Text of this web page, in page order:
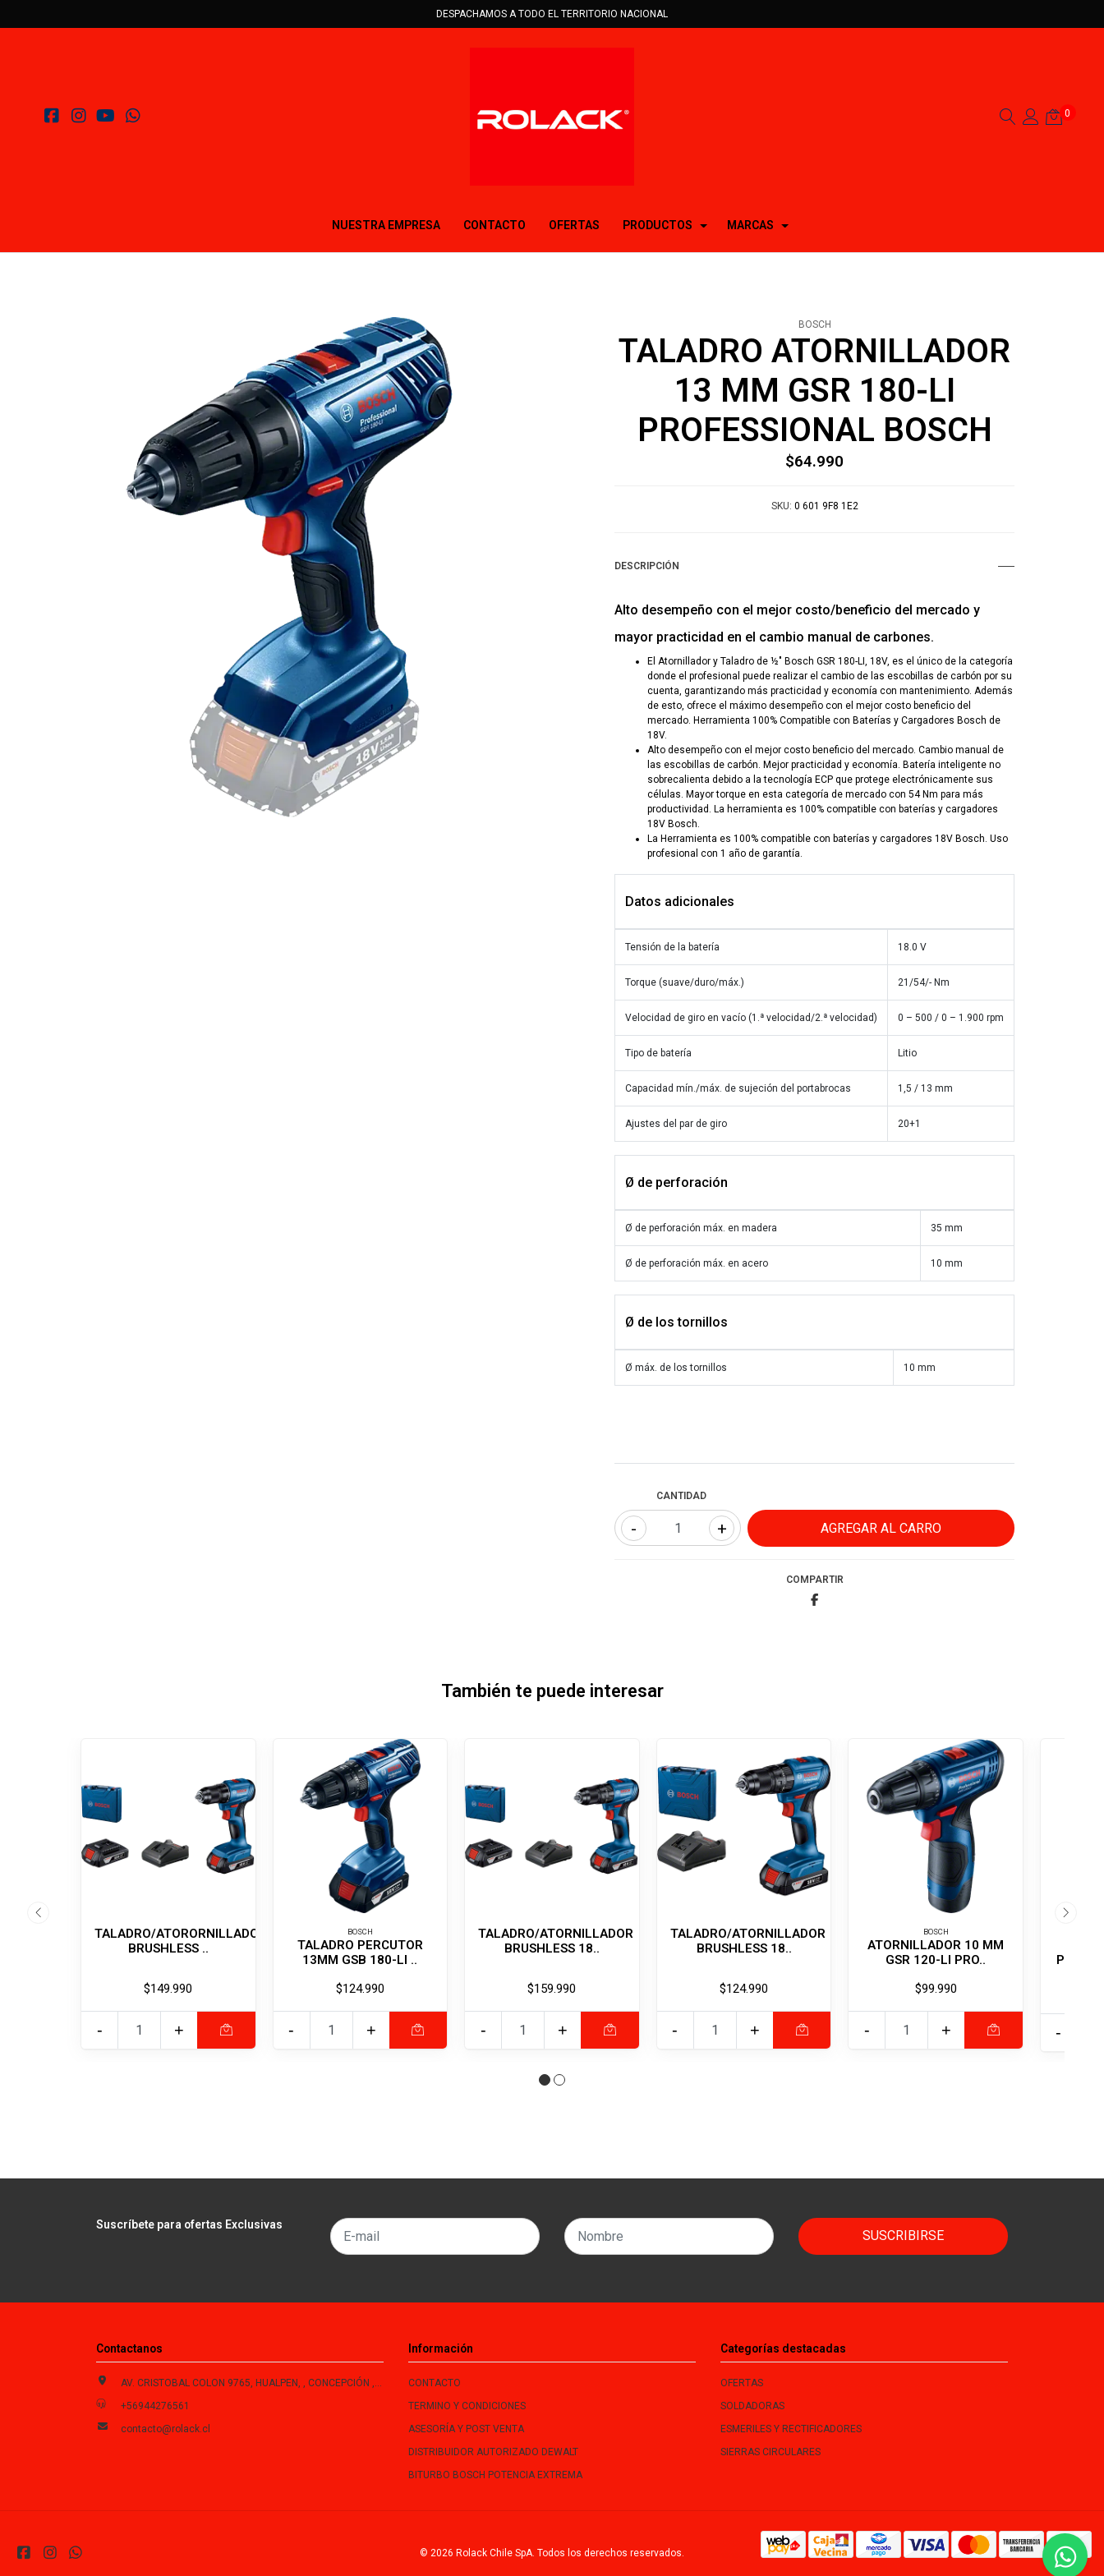
DESPACHAMOS A TODO EL TERRITORIO NACIONAL
0
NUESTRA EMPRESA CONTACTO OFERTAS PRODUCTOS MARCAS
BOSCH
TALADRO ATORNILLADOR
13 MM GSR 180-LI
PROFESSIONAL BOSCH
$64.990
SKU: 0 601 9F8 1E2
DESCRIPCIÓN
Alto desempeño con el mejor costo/beneficio del mercado y
mayor practicidad en el cambio manual de carbones.
El Atornillador y Taladro de ½" Bosch GSR 180-LI, 18V, es el único de la categoría
donde el profesional puede realizar el cambio de las escobillas de carbón por su
cuenta, garantizando más practicidad y economía con mantenimiento. Además
de esto, ofrece el máximo desempeño con el mejor costo beneficio del
mercado. Herramienta 100% Compatible con Baterías y Cargadores Bosch de
18V.
Alto desempeño con el mejor costo beneficio del mercado. Cambio manual de
las escobillas de carbón. Mejor practicidad y economía. Batería inteligente no
sobrecalienta debido a la tecnología ECP que protege electrónicamente sus
células. Mayor torque en esta categoría de mercado con 54 Nm para más
productividad. La herramienta es 100% compatible con baterías y cargadores
18V Bosch.
La Herramienta es 100% compatible con baterías y cargadores 18V Bosch. Uso
profesional con 1 año de garantía.
Datos adicionales
Tensión de la batería 18.0 V
Torque (suave/duro/máx.) 21/54/- Nm
Velocidad de giro en vacío (1.ª velocidad/2.ª velocidad) 0 – 500 / 0 – 1.900 rpm
Tipo de batería Litio
Capacidad mín./máx. de sujeción del portabrocas 1,5 / 13 mm
Ajustes del par de giro 20+1
Ø de perforación
Ø de perforación máx. en madera 35 mm
Ø de perforación máx. en acero 10 mm
Ø de los tornillos
Ø máx. de los tornillos 10 mm
CANTIDAD
+
-
COMPARTIR
También te puede interesar
TALADRO/ATORORNILLADOR
BRUSHLESS ..
$149.990
+
-
BOSCH
TALADRO PERCUTOR
13MM GSB 180-LI ..
$124.990
+
-
TALADRO/ATORNILLADOR
BRUSHLESS 18..
$159.990
+
-
TALADRO/ATORNILLADOR
BRUSHLESS 18..
$124.990
+
-
BOSCH
ATORNILLADOR 10 MM
GSR 120-LI PRO..
$99.990
+
- -
Suscríbete para ofertas Exclusivas
SUSCRIBIRSE
Contactanos
AV. CRISTOBAL COLON 9765, HUALPEN, , CONCEPCIÓN , Biobío, Chile
+56944276561
contacto@rolack.cl
Información
CONTACTO
TERMINO Y CONDICIONES
ASESORÍA Y POST VENTA
DISTRIBUIDOR AUTORIZADO DEWALT
BITURBO BOSCH POTENCIA EXTREMA
Categorías destacadas
OFERTAS
SOLDADORAS
ESMERILES Y RECTIFICADORES
SIERRAS CIRCULARES
© 2026 Rolack Chile SpA. Todos los derechos reservados.